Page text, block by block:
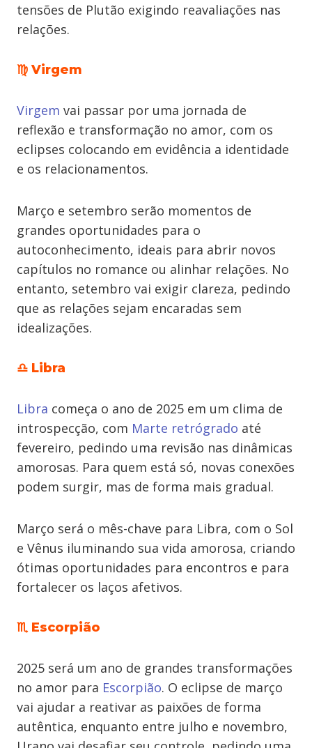
tensões de Plutão exigindo reavaliações nas
relações.
♍ Virgem
Virgem vai passar por uma jornada de
reflexão e transformação no amor, com os
eclipses colocando em evidência a identidade
e os relacionamentos.
Março e setembro serão momentos de
grandes oportunidades para o
autoconhecimento, ideais para abrir novos
capítulos no romance ou alinhar relações. No
entanto, setembro vai exigir clareza, pedindo
que as relações sejam encaradas sem
idealizações.
♎ Libra
Libra começa o ano de 2025 em um clima de
introspecção, com Marte retrógrado até
fevereiro, pedindo uma revisão nas dinâmicas
amorosas. Para quem está só, novas conexões
podem surgir, mas de forma mais gradual.
Março será o mês-chave para Libra, com o Sol
e Vênus iluminando sua vida amorosa, criando
ótimas oportunidades para encontros e para
fortalecer os laços afetivos.
♏ Escorpião
2025 será um ano de grandes transformações
no amor para Escorpião. O eclipse de março
vai ajudar a reativar as paixões de forma
autêntica, enquanto entre julho e novembro,